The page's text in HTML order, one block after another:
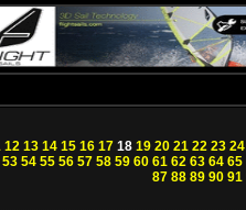
12 13 14 15 16 17 18 19 20 21 22 23 24
53 54 55 56 57 58 59 60 61 62 63 64 65
87 88 89 90 91